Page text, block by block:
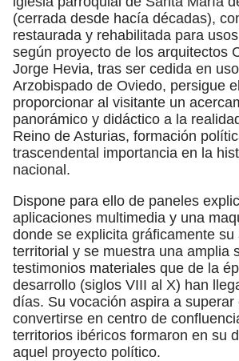
(cerrada desde hacía décadas),
restaurada y rehabilitada para
según proyecto de los arquitectos
Jorge Hevia, tras ser cedida en
Arzobispado de Oviedo, persigue
proporcionar al visitante un
panorámico y didáctico a la
Reino de Asturias, formación
trascendental importancia en la
nacional.
Dispone para ello de paneles
aplicaciones multimedia y una
donde se explicita gráficamente su
territorial y se muestra una amplia
testimonios materiales que de la
desarrollo (siglos VIII al X) han
días. Su vocación aspira a
convertirse en centro de
territorios ibéricos formaron en su
aquel proyecto político.